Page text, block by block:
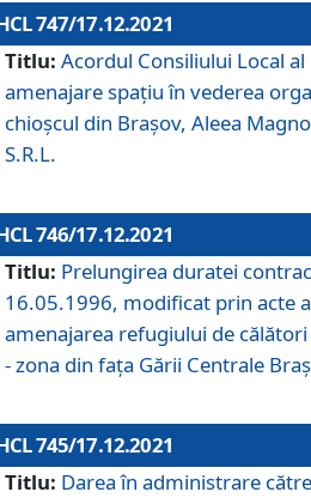
747/17.12.2021
Titlu: Acordul Consiliului Local
amenajare spațiu în vederea
chioșcul din Brașov, Aleea
S.R.L.
746/17.12.2021
Titlu: Prelungirea duratei
16.05.1996, modificat prin acte
amenajarea refugiului de
- zona din faţa Gării Centrale
745/17.12.2021
Titlu: Darea în administrare